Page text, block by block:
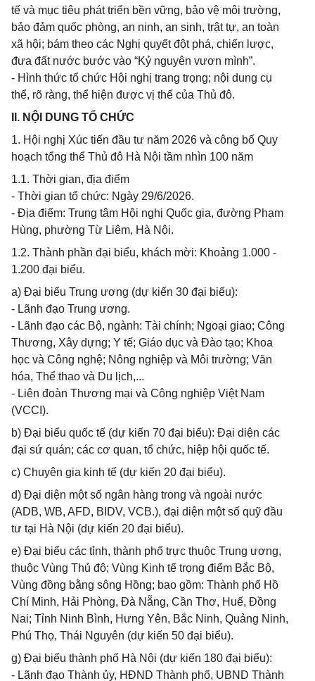
tế và mục tiêu phát triển bền vững, bảo vệ môi trường,
bảo đảm quốc phòng, an ninh, an sinh, trật tự, an toàn
xã hội; bám theo các Nghị quyết đột phá, chiến lược,
đưa đất nước bước vào “Kỷ nguyên vươn mình”.
- Hình thức tổ chức Hội nghị trang trọng; nội dung cụ
thể, rõ ràng, thể hiện được vị thế của Thủ đô.
II. NỘI DUNG TỔ CHỨC
1. Hội nghị Xúc tiến đầu tư năm 2026 và công bố Quy
hoạch tổng thể Thủ đô Hà Nội tầm nhìn 100 năm
1.1. Thời gian, địa điểm
- Thời gian tổ chức: Ngày 29/6/2026.
- Địa điểm: Trung tâm Hội nghị Quốc gia, đường Phạm
Hùng, phường Từ Liêm, Hà Nội.
1.2. Thành phần đại biểu, khách mời: Khoảng 1.000 -
1.200 đại biểu.
a) Đại biểu Trung ương (dự kiến 30 đại biểu):
- Lãnh đạo Trung ương.
- Lãnh đạo các Bộ, ngành: Tài chính; Ngoại giao; Công
Thương, Xây dựng; Y tế; Giáo dục và Đào tạo; Khoa
học và Công nghệ; Nông nghiệp và Môi trường; Văn
hóa, Thể thao và Du lịch,...
- Liên đoàn Thương mại và Công nghiệp Việt Nam
(VCCI).
b) Đại biểu quốc tế (dự kiến 70 đại biểu): Đại diện các
đại sứ quán; các cơ quan, tổ chức, hiệp hội quốc tế.
c) Chuyên gia kinh tế (dự kiến 20 đại biểu).
d) Đại diện một số ngân hàng trong và ngoài nước
(ADB, WB, AFD, BIDV, VCB.), đại diện một số quỹ đầu
tư tại Hà Nội (dự kiến 20 đại biểu).
e) Đại biểu các tỉnh, thành phố trực thuộc Trung ương,
thuộc Vùng Thủ đô; Vùng Kinh tế trọng điểm Bắc Bộ,
Vùng đồng bằng sông Hồng; bao gồm: Thành phố Hồ
Chí Minh, Hải Phòng, Đà Nẵng, Cần Thơ, Huế, Đồng
Nai; Tỉnh Ninh Bình, Hưng Yên, Bắc Ninh, Quảng Ninh,
Phú Thọ, Thái Nguyên (dự kiến 50 đại biểu).
g) Đại biểu thành phố Hà Nội (dự kiến 180 đại biểu):
- Lãnh đạo Thành ủy, HĐND Thành phố, UBND Thành